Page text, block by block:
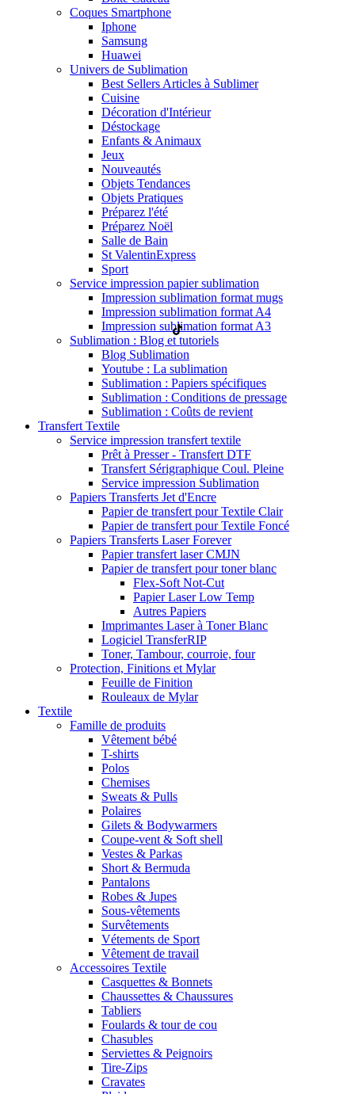
Coques Smartphone
Iphone
Samsung
Huawei
Univers de Sublimation
Best Sellers Articles à Sublimer
Cuisine
Décoration d'Intérieur
Déstockage
Enfants & Animaux
Jeux
Nouveautés
Objets Tendances
Objets Pratiques
Préparez l'été
Préparez Noël
Salle de Bain
St ValentinExpress
Sport
Service impression papier sublimation
Impression sublimation format mugs
Impression sublimation format A4
Impression sublimation format A3
Sublimation : Blog et tutoriels
Blog Sublimation
Youtube : La sublimation
Sublimation : Papiers spécifiques
Sublimation : Conditions de pressage
Sublimation : Coûts de revient
Transfert Textile
Service impression transfert textile
Prêt à Presser - Transfert DTF
Transfert Sérigraphique Coul. Pleine
Service impression Sublimation
Papiers Transferts Jet d'Encre
Papier de transfert pour Textile Clair
Papier de transfert pour Textile Foncé
Papiers Transferts Laser Forever
Papier transfert laser CMJN
Papier de transfert pour toner blanc
Flex-Soft Not-Cut
Papier Laser Low Temp
Autres Papiers
Imprimantes Laser à Toner Blanc
Logiciel TransferRIP
Toner, Tambour, courroie, four
Protection, Finitions et Mylar
Feuille de Finition
Rouleaux de Mylar
Textile
Famille de produits
Vêtement bébé
T-shirts
Polos
Chemises
Sweats & Pulls
Polaires
Gilets & Bodywarmers
Coupe-vent & Soft shell
Vestes & Parkas
Short & Bermuda
Pantalons
Robes & Jupes
Sous-vêtements
Survêtements
Vétements de Sport
Vêtement de travail
Accessoires Textile
Casquettes & Bonnets
Chaussettes & Chaussures
Tabliers
Foulards & tour de cou
Chasubles
Serviettes & Peignoirs
Tire-Zips
Cravates